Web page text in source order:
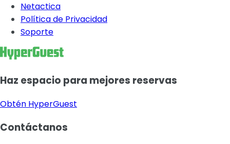
Netactica
Política de Privacidad
Soporte
Haz espacio para mejores reservas
Obtén HyperGuest
Contáctanos